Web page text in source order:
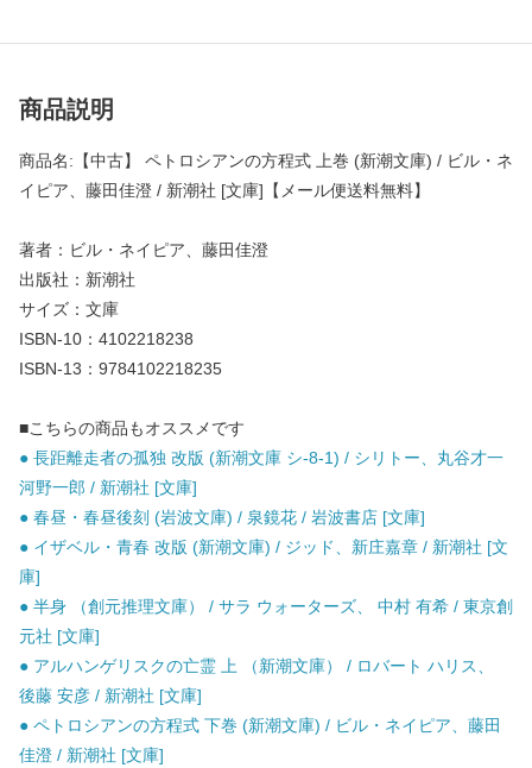
商品説明
商品名:【中古】 ペトロシアンの方程式 上巻 (新潮文庫) / ビル・ネ
イピア、藤田佳澄 / 新潮社 [文庫]【メール便送料無料】
著者：ビル・ネイピア、藤田佳澄
出版社：新潮社
サイズ：文庫
ISBN-10：4102218238
ISBN-13：9784102218235
■こちらの商品もオススメです
● 長距離走者の孤独 改版 (新潮文庫 シ-8-1) / シリトー、丸谷才一
河野一郎 / 新潮社 [文庫]
● 春昼・春昼後刻 (岩波文庫) / 泉鏡花 / 岩波書店 [文庫]
● イザベル・青春 改版 (新潮文庫) / ジッド、新庄嘉章 / 新潮社 [文
庫]
● 半身 （創元推理文庫） / サラ ウォーターズ、 中村 有希 / 東京創
元社 [文庫]
● アルハンゲリスクの亡霊 上 （新潮文庫） / ロバート ハリス、
後藤 安彦 / 新潮社 [文庫]
● ペトロシアンの方程式 下巻 (新潮文庫) / ビル・ネイピア、藤田
佳澄 / 新潮社 [文庫]